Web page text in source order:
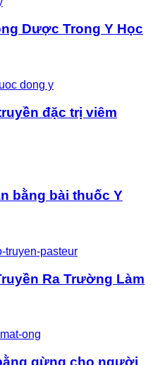
Dược Trong Y Học
đặc trị viêm
bằng bài thuốc Y
Ra Trường Làm
gừng cho người